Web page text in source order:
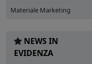
Materiale Marketing
NEWS IN
EVIDENZA